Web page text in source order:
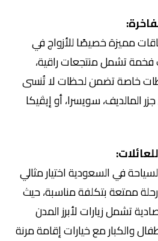
مميزة خصيصًا للأزواج في
تشمل منتجعات راقية،
خاصة تضمن لحظات لا تُنسى
سويسرا، أو إيڤيكا
في السعودية اختيار مثالي
ممتعة بتكلفة مناسبة، حيث
تشمل زيارات لأبرز المدن
والكبار مع خيارات إقامة مرنة